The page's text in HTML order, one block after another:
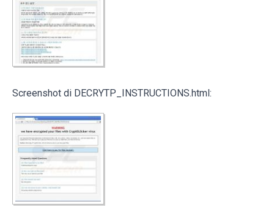
Screenshot di DECRYTP_INSTRUCTIONS.html: